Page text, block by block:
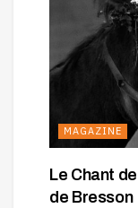
MAGAZINE
Le Chant
de Bresson